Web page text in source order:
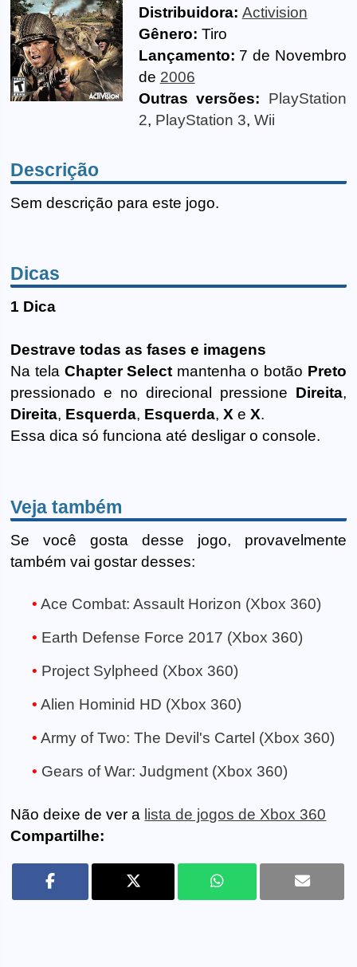
Distribuidora: Activision
Gênero: Tiro
Lançamento: 7 de Novembro
de 2006
Outras versões:
PlayStation
2, PlayStation 3, Wii
Descrição
Sem descrição para este jogo.
Dicas
1 Dica
Destrave todas as fases e imagens
Na tela Chapter Select mantenha o botão Preto
pressionado e no direcional pressione Direita,
Direita, Esquerda, Esquerda,X eX.
Essa dica só funciona até desligar o console.
Veja também
Se você gosta desse jogo, provavelmente
também vai gostar desses:
Ace Combat: Assault Horizon (Xbox 360)
Earth Defense Force 2017 (Xbox 360)
Project Sylpheed (Xbox 360)
Alien Hominid HD (Xbox 360)
Army of Two: The Devil's Cartel (Xbox 360)
Gears of War: Judgment (Xbox 360)
Não deixe de ver a lista de jogos de Xbox 360
Compartilhe: